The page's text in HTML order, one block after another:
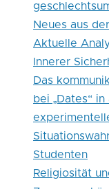
Neues aus
Aktuelle
Innerer
Das
bei „Dates“
Studenten
Religiosität